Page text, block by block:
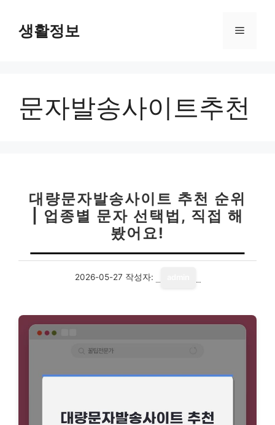
생활정보 메
문자발송사이트추천
대량문자발송사이트 추천 순위
| 업종별 문자 선택법, 직접 해
봤어요!
2026-05-27 작성자: